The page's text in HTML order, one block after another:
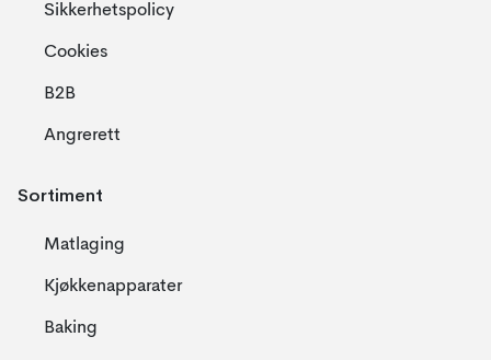
Sikkerhetspolicy
Cookies
B2B
Angrerett
Sortiment
Matlaging
Kjøkkenapparater
Baking